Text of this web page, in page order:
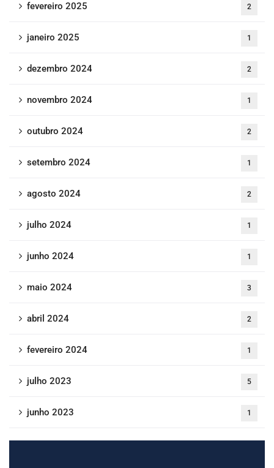
fevereiro 2025 2
janeiro 2025 1
dezembro 2024 2
novembro 2024 1
outubro 2024 2
setembro 2024 1
agosto 2024 2
julho 2024 1
junho 2024 1
maio 2024 3
abril 2024 2
fevereiro 2024 1
julho 2023 5
junho 2023 1